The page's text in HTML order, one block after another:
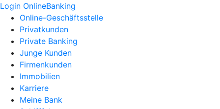
Login OnlineBanking
Online-Geschäftsstelle
Privatkunden
Private Banking
Junge Kunden
Firmenkunden
Immobilien
Karriere
Meine Bank